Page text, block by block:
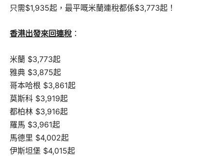
只需$1,935起，最平嘅米蘭連稅都係$3,773起！
香港出發來回連稅 ：
米蘭 $3,773起
雅典 $3,875起
哥本哈根 $3,861起
莫斯科 $3,919起
都柏林 $3,916起
羅馬 $3,961起
馬德里 $4,002起
伊斯坦堡 $4,015起